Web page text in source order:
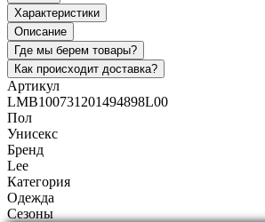
Характеристики
Описание
Где мы берем товары?
Как происходит доставка?
Артикул
LMB100731201494898L00
Пол
Унисекс
Бренд
Lee
Категория
Одежда
Сезоны